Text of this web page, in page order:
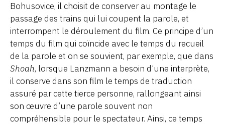
Bohusovice, il choisit de conserver au montage le
passage des trains qui lui coupent la parole, et
interrompent le déroulement du film. Ce principe d’un
temps du film qui coïncide avec le temps du recueil
de la parole et on se souvient, par exemple, que dans
Shoah, lorsque Lanzmann a besoin d’une interprète,
il conserve dans son film le temps de traduction
assuré par cette tierce personne, rallongeant ainsi
son œuvre d’une parole souvent non
compréhensible pour le spectateur. Ainsi, ce temps